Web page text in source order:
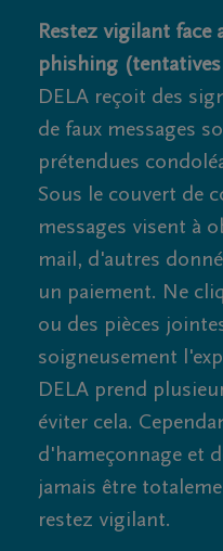
Restez vigilant face
phishing
DELA reçoit des
de faux messages
prétendues
Sous le couvert de
messages visent à
mail, d'autres
un paiement. Ne
ou des pièces
soigneusement
DELA prend
éviter cela.
d'hameçonnage et
jamais être
restez vigilant.